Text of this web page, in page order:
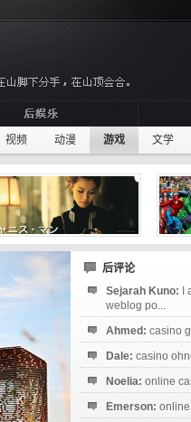
视频 动漫 游戏 文学
后评论
Sejarah Kuno:
weblog po...
Ahmed: casino
Dale: casino
Noelia: online
Emerson: